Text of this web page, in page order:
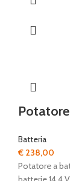
Batteria
€ 238,00
Potatore a